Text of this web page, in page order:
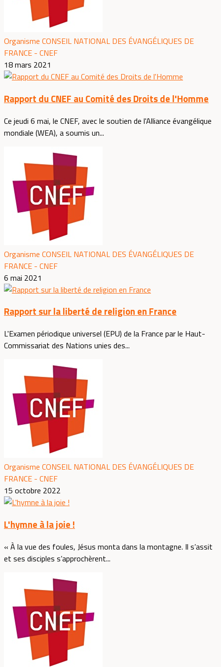
Organisme CONSEIL NATIONAL DES ÉVANGÉLIQUES DE
FRANCE - CNEF
18 mars 2021
Rapport du CNEF au Comité des Droits de l'Homme
Ce jeudi 6 mai, le CNEF, avec le soutien de l'Alliance évangélique
mondiale (WEA), a soumis un...
Organisme CONSEIL NATIONAL DES ÉVANGÉLIQUES DE
FRANCE - CNEF
6 mai 2021
Rapport sur la liberté de religion en France
L'Examen périodique universel (EPU) de la France par le Haut-
Commissariat des Nations unies des...
Organisme CONSEIL NATIONAL DES ÉVANGÉLIQUES DE
FRANCE - CNEF
15 octobre 2022
L'hymne à la joie !
« À la vue des foules, Jésus monta dans la montagne. Il s’assit
et ses disciples s’approchèrent...